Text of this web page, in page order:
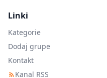
Linki
Kategorie
Dodaj grupe
Kontakt
Kanal RSS